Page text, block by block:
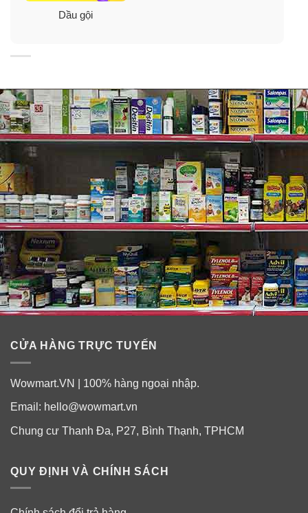
Dầu gội
CỬA HÀNG TRỰC TUYẾN
Wowmart.VN | 100% hàng ngoại nhập.
Email: hello@wowmart.vn
Chung cư Thanh Đa, P27, Bình Thạnh, TPHCM
QUY ĐỊNH VÀ CHÍNH SÁCH